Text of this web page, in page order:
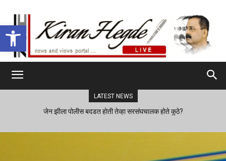
Open toolbar
LATEST NEWS
जेन झीला पोलीस बदडत होती तेव्हा सरसंघचालक होते कुठे?